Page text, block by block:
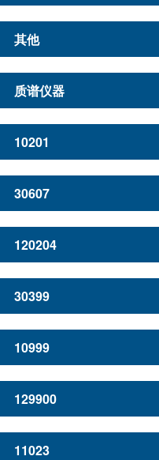
其他
质谱仪器
10201
30607
120204
30399
10999
129900
11023